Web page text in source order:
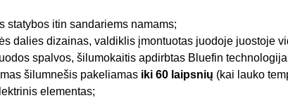
statybos itin sandariems namams;
dalies dizainas, valdiklis įmontuotas juodoje juostoje
spalvos, šilumokaitis apdirbtas Bluefin
šilumnešis pakeliamas iki 60 laipsnių (kai lauko
elementas;